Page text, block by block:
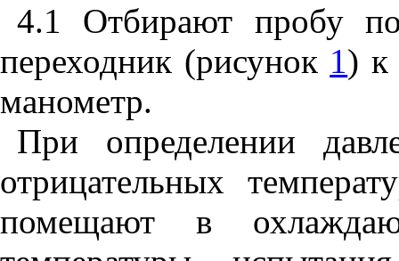
4.1 Отбирают пробу
переходник (рисунок 1) к
манометр.
При определении
отрицательных
помещают в